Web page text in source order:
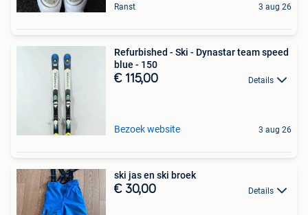
Ranst 3 aug 26
Refurbished - Ski - Dynastar team speed
blue - 150
€ 115,00 Details
Bezoek website 3 aug 26
ski jas en ski broek
€ 30,00 Details